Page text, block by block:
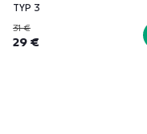
TYP 3
31 €
29 €